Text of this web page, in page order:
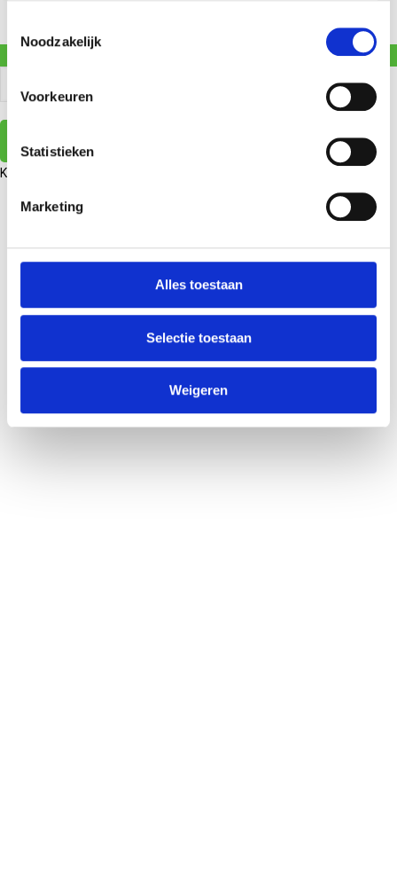
Noodzakelijk
Voorkeuren
Statistieken
Marketing
Alles toestaan
Selectie toestaan
Weigeren
Kaart